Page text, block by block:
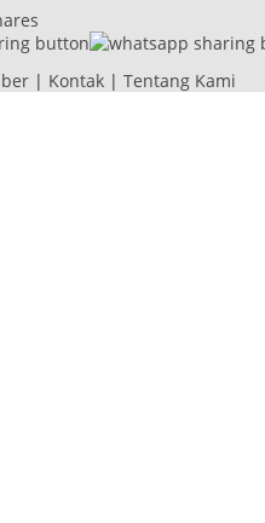
| Kontak| Tentang Kami